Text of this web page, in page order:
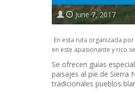
June 7, 2017
En esta ruta organizada
en este apasionante y rico
Se ofrecen guías
paisajes al pie de Sierra
tradicionales pueblos